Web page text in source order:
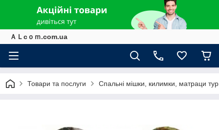
ＡＬcｏｍ.com.ua
Товари та послуги Спальні мішки, килимки, матраци